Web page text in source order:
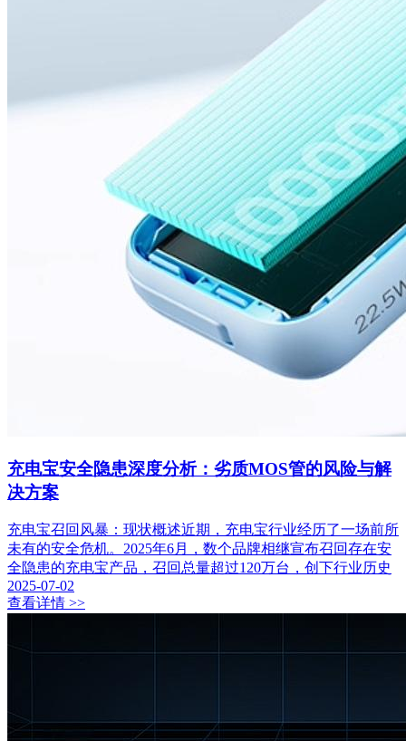
充电宝安全隐患深度分析：劣质MOS管的风险与解
决方案
充电宝召回风暴：现状概述近期，充电宝行业经历了一场前所
未有的安全危机。2025年6月，数个品牌相继宣布召回存在安
全隐患的充电宝产品，召回总量超过120万台，创下行业历史
2025-07-02
查看详情 >>